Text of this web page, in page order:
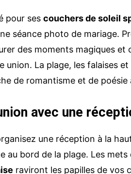
pour sescouchers de soleil
séance photo de mariage.
des moments magiques et
union. La plage, les falaises et
de romantisme et de poésie
avec une
une réception à la
au bord de la plage. Les
raviront les papilles de vos